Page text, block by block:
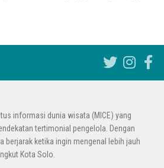
informasi dunia wisata (MICE) yang
tertimonial pengelola. Dengan
berjarak ketika ingin mengenal lebih jauh
Kota Solo.